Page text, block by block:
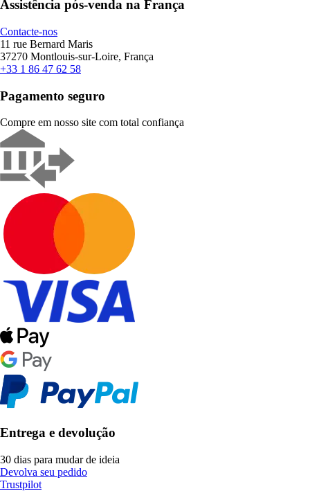
Assistência pós-venda na França
Contacte-nos
11 rue Bernard Maris
37270 Montlouis-sur-Loire, França
+33 1 86 47 62 58
Pagamento seguro
Compre em nosso site com total confiança
Entrega e devolução
30 dias para mudar de ideia
Devolva seu pedido
Trustpilot